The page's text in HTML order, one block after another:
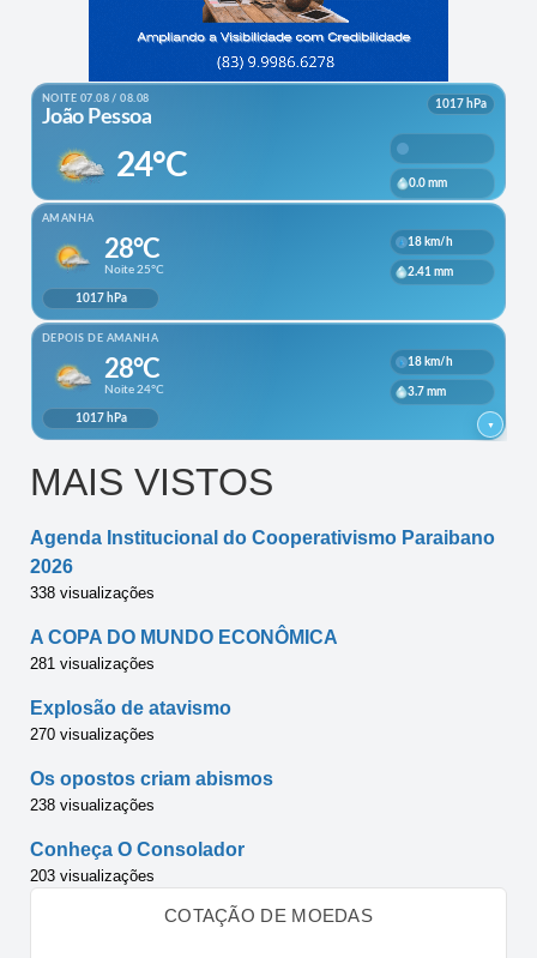
MAIS VISTOS
Agenda Institucional do Cooperativismo Paraibano
2026
338 visualizações
A COPA DO MUNDO ECONÔMICA
281 visualizações
Explosão de atavismo
270 visualizações
Os opostos criam abismos
238 visualizações
Conheça O Consolador
203 visualizações
COTAÇÃO DE MOEDAS